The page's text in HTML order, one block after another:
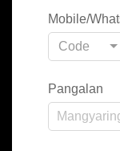
Mobile/
Code
Pangalan